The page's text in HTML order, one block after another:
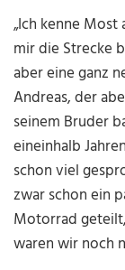
„Ich kenne
mir die Strecke
aber eine ganz
Andreas, der
seinem Bruder
eineinhalb
schon viel
zwar schon ein
Motorrad
waren wir noch